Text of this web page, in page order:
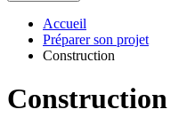
Accueil
Préparer son projet
Construction
Construction